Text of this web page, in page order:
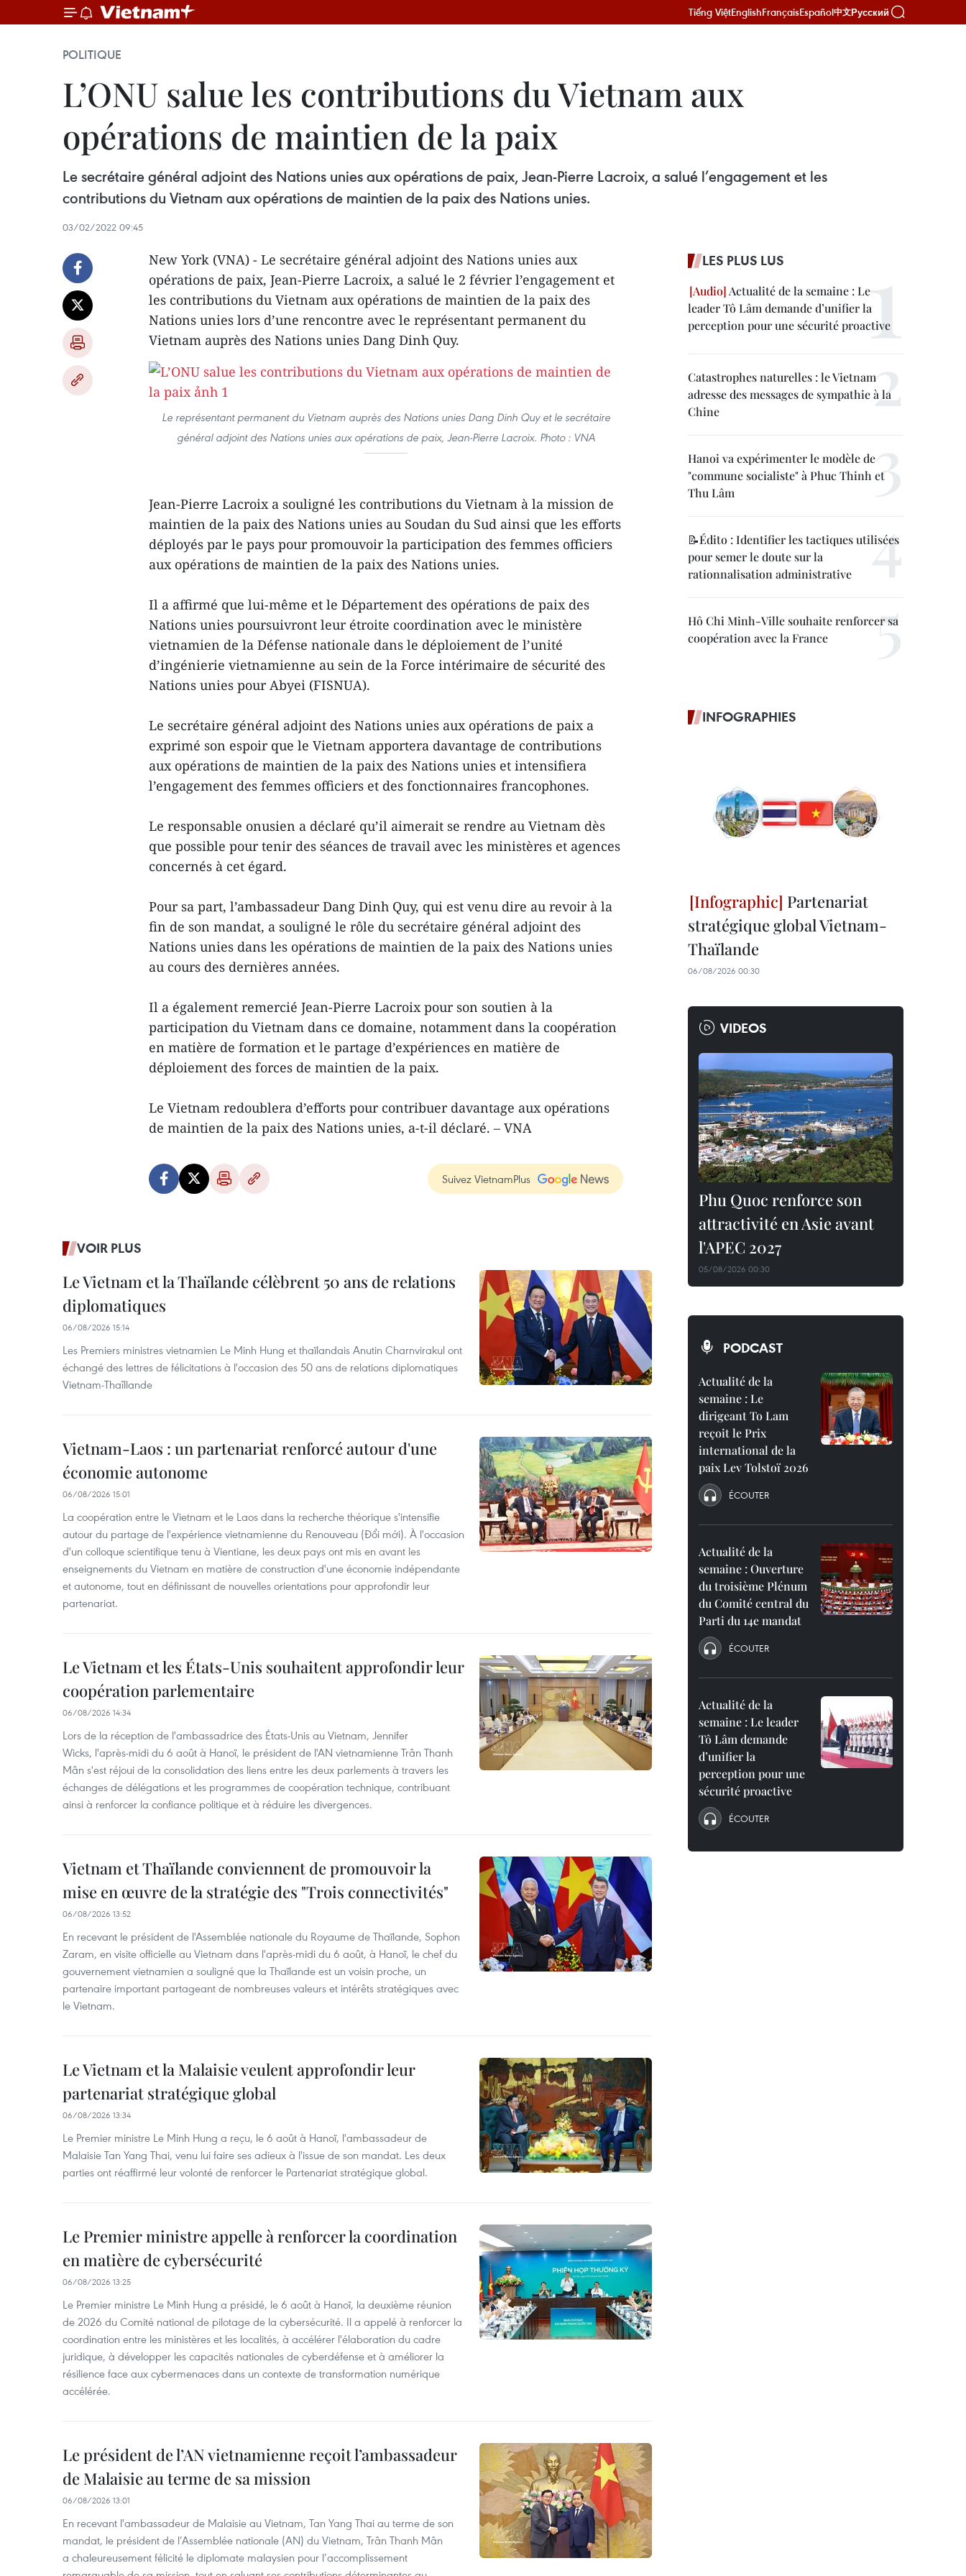
Tiếng ViệtEnglishFrançaisEspañol中文Русский
POLITIQUE
L’ONU salue les contributions du Vietnam aux
opérations de maintien de la paix
Le secrétaire général adjoint des Nations unies aux opérations de paix, Jean-Pierre Lacroix, a salué l’engagement et les
contributions du Vietnam aux opérations de maintien de la paix des Nations unies.
03/02/2022 09:45
New York (VNA) - Le secrétaire général adjoint des Nations unies aux
opérations de paix, Jean-Pierre Lacroix, a salué le 2 février l’engagement et
les contributions du Vietnam aux opérations de maintien de la paix des
Nations unies lors d’une rencontre avec le représentant permanent du
Vietnam auprès des Nations unies Dang Dinh Quy.
Le représentant permanent du Vietnam auprès des Nations unies Dang Dinh Quy et le secrétaire
général adjoint des Nations unies aux opérations de paix, Jean-Pierre Lacroix. Photo : VNA
Jean-Pierre Lacroix a souligné les contributions du Vietnam à la mission de
maintien de la paix des Nations unies au Soudan du Sud ainsi que les efforts
déployés par le pays pour promouvoir la participation des femmes officiers
aux opérations de maintien de la paix des Nations unies.
Il a affirmé que lui-même et le Département des opérations de paix des
Nations unies poursuivront leur étroite coordination avec le ministère
vietnamien de la Défense nationale dans le déploiement de l’unité
d’ingénierie vietnamienne au sein de la Force intérimaire de sécurité des
Nations unies pour Abyei (FISNUA).
Le secrétaire général adjoint des Nations unies aux opérations de paix a
exprimé son espoir que le Vietnam apportera davantage de contributions
aux opérations de maintien de la paix des Nations unies et intensifiera
l’engagement des femmes officiers et des fonctionnaires francophones.
Le responsable onusien a déclaré qu’il aimerait se rendre au Vietnam dès
que possible pour tenir des séances de travail avec les ministères et agences
concernés à cet égard.
Pour sa part, l’ambassadeur Dang Dinh Quy, qui est venu dire au revoir à la
fin de son mandat, a souligné le rôle du secrétaire général adjoint des
Nations unies dans les opérations de maintien de la paix des Nations unies
au cours des dernières années.
Il a également remercié Jean-Pierre Lacroix pour son soutien à la
participation du Vietnam dans ce domaine, notamment dans la coopération
en matière de formation et le partage d’expériences en matière de
déploiement des forces de maintien de la paix.
Le Vietnam redoublera d’efforts pour contribuer davantage aux opérations
de maintien de la paix des Nations unies, a-t-il déclaré. – VNA
Suivez VietnamPlus
VOIR PLUS
Le Vietnam et la Thaïlande célèbrent 50 ans de relations
diplomatiques
06/08/2026 15:14
Les Premiers ministres vietnamien Le Minh Hung et thaïlandais Anutin Charnvirakul ont
échangé des lettres de félicitations à l'occasion des 50 ans de relations diplomatiques
Vietnam-Thaîllande
Vietnam-Laos : un partenariat renforcé autour d'une
économie autonome
06/08/2026 15:01
La coopération entre le Vietnam et le Laos dans la recherche théorique s'intensifie
autour du partage de l'expérience vietnamienne du Renouveau (Đổi mới). À l'occasion
d'un colloque scientifique tenu à Vientiane, les deux pays ont mis en avant les
enseignements du Vietnam en matière de construction d'une économie indépendante
et autonome, tout en définissant de nouvelles orientations pour approfondir leur
partenariat.
Le Vietnam et les États-Unis souhaitent approfondir leur
coopération parlementaire
06/08/2026 14:34
Lors de la réception de l'ambassadrice des États-Unis au Vietnam, Jennifer
Wicks, l'après-midi du 6 août à Hanoï, le président de l'AN vietnamienne Trân Thanh
Mân s'est réjoui de la consolidation des liens entre les deux parlements à travers les
échanges de délégations et les programmes de coopération technique, contribuant
ainsi à renforcer la confiance politique et à réduire les divergences.
Vietnam et Thaïlande conviennent de promouvoir la
mise en œuvre de la stratégie des "Trois connectivités"
06/08/2026 13:52
En recevant le président de l'Assemblée nationale du Royaume de Thaïlande, Sophon
Zaram, en visite officielle au Vietnam dans l'après-midi du 6 août, à Hanoï, le chef du
gouvernement vietnamien a souligné que la Thaïlande est un voisin proche, un
partenaire important partageant de nombreuses valeurs et intérêts stratégiques avec
le Vietnam.
Le Vietnam et la Malaisie veulent approfondir leur
partenariat stratégique global
06/08/2026 13:34
Le Premier ministre Le Minh Hung a reçu, le 6 août à Hanoï, l'ambassadeur de
Malaisie Tan Yang Thai, venu lui faire ses adieux à l'issue de son mandat. Les deux
parties ont réaffirmé leur volonté de renforcer le Partenariat stratégique global.
Le Premier ministre appelle à renforcer la coordination
en matière de cybersécurité
06/08/2026 13:25
Le Premier ministre Le Minh Hung a présidé, le 6 août à Hanoï, la deuxième réunion
de 2026 du Comité national de pilotage de la cybersécurité. Il a appelé à renforcer la
coordination entre les ministères et les localités, à accélérer l'élaboration du cadre
juridique, à développer les capacités nationales de cyberdéfense et à améliorer la
résilience face aux cybermenaces dans un contexte de transformation numérique
accélérée.
Le président de l’AN vietnamienne reçoit l’ambassadeur
de Malaisie au terme de sa mission
06/08/2026 13:01
En recevant l'ambassadeur de Malaisie au Vietnam, Tan Yang Thai au terme de son
mandat, le président de l’Assemblée nationale (AN) du Vietnam, Trân Thanh Mân
a chaleureusement félicité le diplomate malaysien pour l’accomplissement
LES PLUS LUS
Actualité de la semaine : Le
leader Tô Lâm demande d’unifier la
perception pour une sécurité proactive
Catastrophes naturelles : le Vietnam
adresse des messages de sympathie à la
Chine
Hanoi va expérimenter le modèle de
"commune socialiste" à Phuc Thinh et
Thu Lâm
📝Édito : Identifier les tactiques utilisées
pour semer le doute sur la
rationnalisation administrative
Hô Chi Minh-Ville souhaite renforcer sa
coopération avec la France
INFOGRAPHIES
Partenariat
stratégique global Vietnam-
Thaïlande
06/08/2026 00:30
VIDEOS
Phu Quoc renforce son
attractivité en Asie avant
l'APEC 2027
05/08/2026 00:30
PODCAST
Actualité de la
semaine : Le
dirigeant To Lam
reçoit le Prix
international de la
paix Lev Tolstoï 2026
ÉCOUTER
Actualité de la
semaine : Ouverture
du troisième Plénum
du Comité central du
Parti du 14e mandat
ÉCOUTER
Actualité de la
semaine : Le leader
Tô Lâm demande
d’unifier la
perception pour une
sécurité proactive
ÉCOUTER